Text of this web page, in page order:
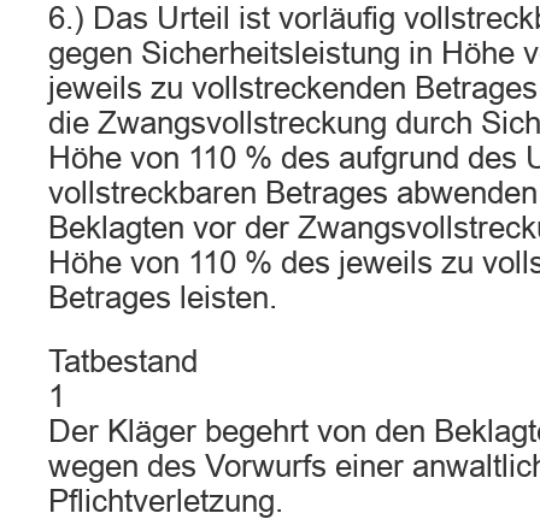
6.) Das Urteil ist vorläufig
gegen Sicherheitsleistung in Höhe
jeweils zu vollstreckenden
die Zwangsvollstreckung durch
Höhe von 110 % des aufgrund des
vollstreckbaren Betrages
Beklagten vor der
Höhe von 110 % des jeweils zu
Betrages leisten.
Tatbestand
1
Der Kläger begehrt von den
wegen des Vorwurfs einer
Pflichtverletzung.